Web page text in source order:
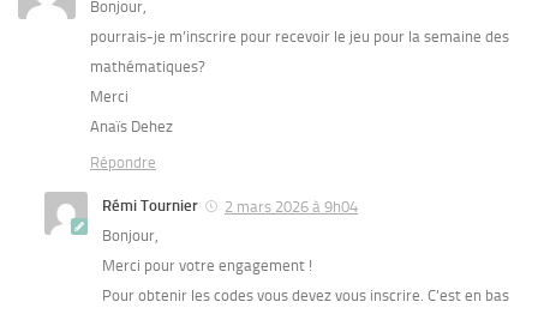
Bonjour,
pourrais-je m’inscrire pour recevoir le jeu pour la semaine des
mathématiques?
Merci
Anaïs Dehez
Répondre
Rémi Tournier
2 mars 2026 à 9h04
Bonjour,
Merci pour votre engagement !
Pour obtenir les codes vous devez vous inscrire. C’est en bas